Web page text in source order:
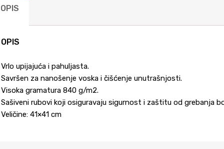
OPIS
OPIS
Vrlo upijajuća i pahuljasta.
Savršen za nanošenje voska i čišćenje unutrašnjosti.
Visoka gramatura 840 g/m2.
Sašiveni rubovi koji osiguravaju sigurnost i zaštitu od grebanja
Veličine: 41×41 cm